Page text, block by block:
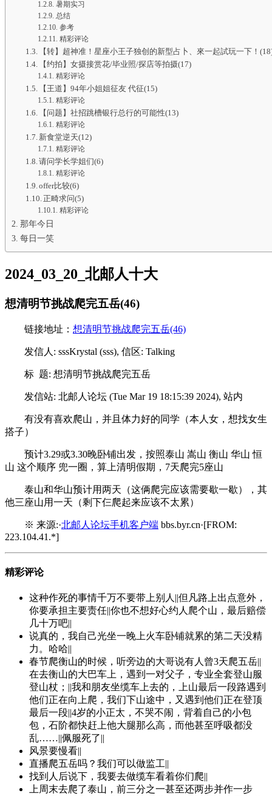
暑期实习
总结
参考
精彩评论
【转】超神准！星座小王子独创的新型占卜、來一起試玩一下！
【约拍】女摄接赏花/毕业照/探店等拍摄(17)
精彩评论
【王道】94年小姐姐征友 代征(15)
精彩评论
【问题】社招跳槽银行总行的可能性(13)
精彩评论
新食堂逆天(12)
精彩评论
请问学长学姐们(6)
精彩评论
offer比较(6)
正畸求问(5)
精彩评论
那年今日
每日一笑
2024_03_20_北邮人十大
想清明节挑战爬完五岳(46)
链接地址： 想清明节挑战爬完五岳(46)
发信人: sssKrystal (sss), 信区: Talking
标 题: 想清明节挑战爬完五岳
发信站: 北邮人论坛 (Tue Mar 19 18:15:39 2024), 站内
有没有喜欢爬山，并且体力好的同学（本人女，想找女生
搭子）
预计3.29或3.30晚卧铺出发，按照泰山 嵩山 衡山 华山 恒
山 这个顺序 兜一圈，算上清明假期，7天爬完5座山
泰山和华山预计用两天（这俩爬完应该需要歇一歇），其
他三座山用一天（剩下仨爬起来应该不太累）
※ 来源:·北邮人论坛手机客户端 bbs.byr.cn·[FROM:
223.104.41.*]
精彩评论
这种作死的事情千万不要带上别人||但凡路上出点意外，
你要承担主要责任||你也不想好心约人爬个山，最后赔偿
几十万吧||
说真的，我自己光坐一晚上火车卧铺就累的第二天没精
力。哈哈||
春节爬衡山的时候，听旁边的大哥说有人曾3天爬五岳||
在去衡山的大巴车上，遇到一对父子，专业全套登山服
登山杖；||我和朋友坐缆车上去的，上山最后一段路遇到
他们正在向上爬，我们下山途中，又遇到他们正在登顶
最后一段||4岁的小正太，不哭不闹，背着自己的小包
包，石阶都快赶上他大腿那么高，而他甚至呼吸都没
乱……||佩服死了||
风景要慢看||
直播爬五岳吗？我们可以做监工||
找到人后说下，我要去做缆车看着你们爬||
上周末去爬了泰山，前三分之一甚至还两步并作一步